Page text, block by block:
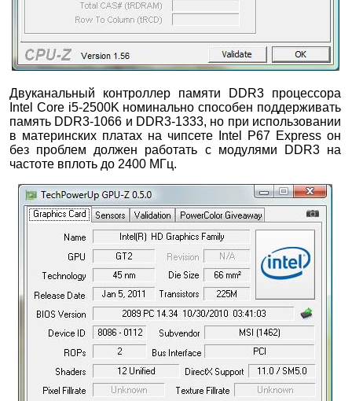
Двуканальный контроллер памяти DDR3 процессора
Intel Core i5-2500K номинально способен поддерживать
память DDR3-1066 и DDR3-1333, но при использовании
в материнских платах на чипсете Intel P67 Express он
без проблем должен работать с модулями DDR3 на
частоте вплоть до 2400 МГц.